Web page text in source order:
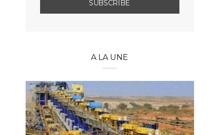
A LA UNE